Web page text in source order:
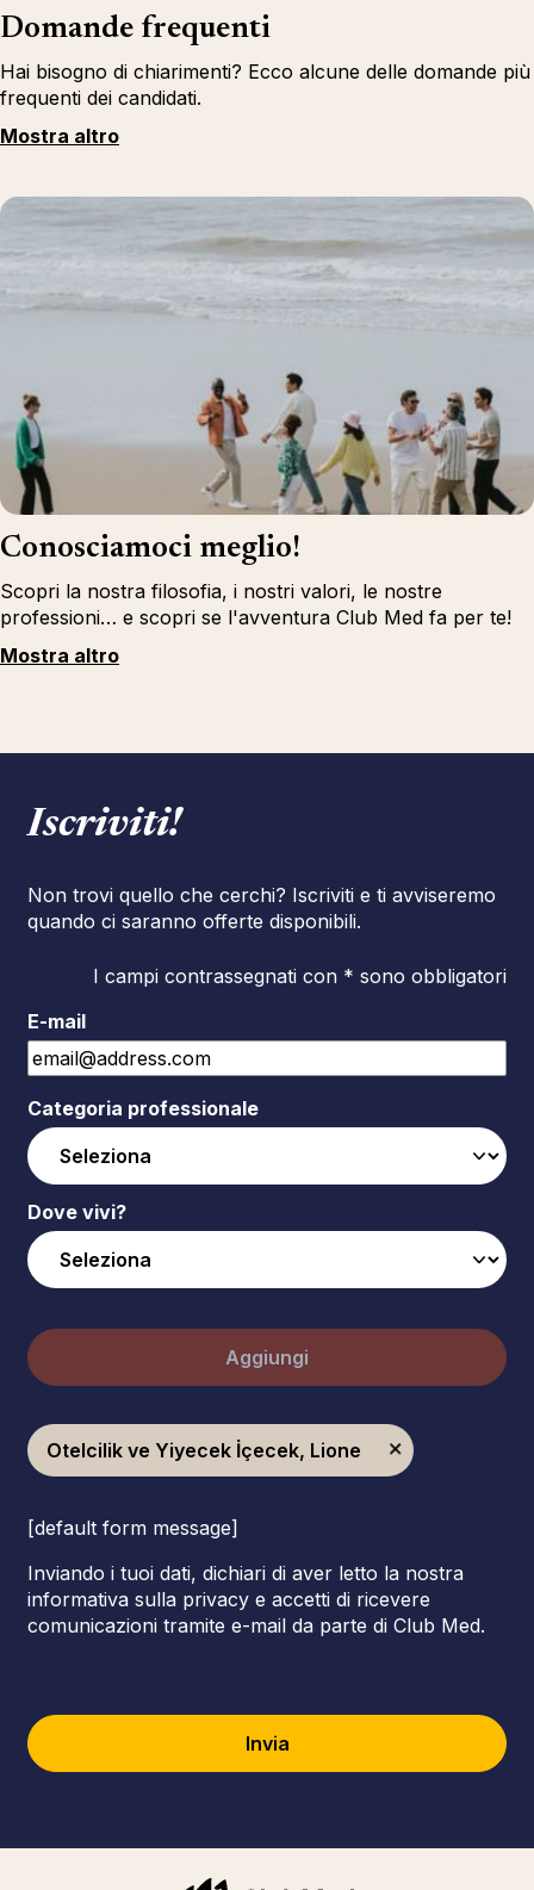
Domande frequenti
Hai bisogno di chiarimenti? Ecco alcune delle domande più
frequenti dei candidati.
Mostra altro
Conosciamoci meglio!
Scopri la nostra filosofia, i nostri valori, le nostre
professioni… e scopri se l'avventura Club Med fa per te!
Mostra altro
Iscriviti!
Non trovi quello che cerchi? Iscriviti e ti avviseremo
quando ci saranno offerte disponibili.
I campi contrassegnati con * sono obbligatori
E-mail
Categoria professionale
Dove vivi?
Aggiungi
Otelcilik ve Yiyecek İçecek, Lione
[default form message]
Inviando i tuoi dati, dichiari di aver letto la nostra
informativa sulla privacy e accetti di ricevere
comunicazioni tramite e-mail da parte di Club Med.
Invia